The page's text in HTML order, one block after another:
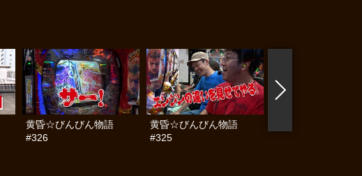
黄昏☆びんびん物語
#326
黄昏☆びんびん物語
#325